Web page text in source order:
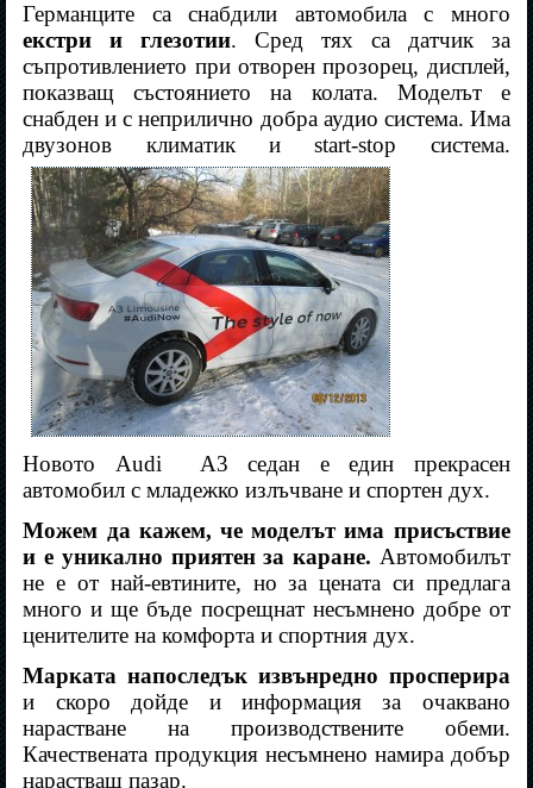
Германците са снабдили автомобила с много
екстри и глезотии. Сред тях са датчик за
съпротивлението при отворен прозорец, дисплей,
показващ състоянието на колата. Моделът е
снабден и с неприлично добра аудио система. Има
двузонов климатик иstart-stop система.
Новото Audi A3седан е един прекрасен
автомобил с младежко излъчване и спортен дух.
Можем да кажем, че моделът има присъствие
и е уникално приятен за каране. Автомобилът
не е от най-евтините, но за цената си предлага
много и ще бъде посрещнат несъмнено добре от
ценителите на комфорта и спортния дух.
Марката напоследък извънредно просперира
и скоро дойде и информация за очаквано
нарастване на производствените обеми.
Качествената продукция несъмнено намира добър
нарастващ пазар.